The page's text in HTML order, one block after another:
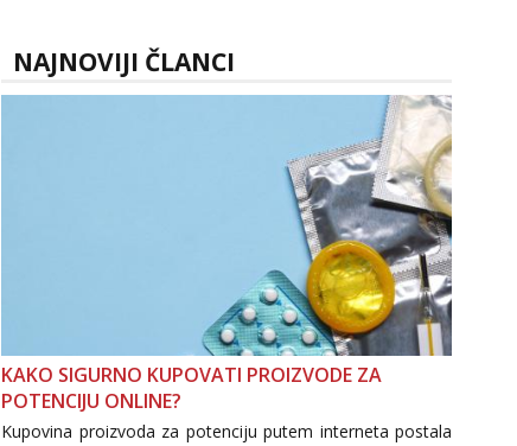
NAJNOVIJI ČLANCI
KAKO SIGURNO KUPOVATI PROIZVODE ZA
POTENCIJU ONLINE?
Kupovina proizvoda za potenciju putem interneta postala